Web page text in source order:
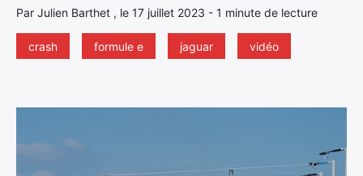
Par Julien Barthet , le 17 juillet 2023 - 1 minute de lecture
crash formule e jaguar vidéo